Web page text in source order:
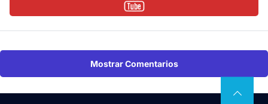
Mostrar Comentarios